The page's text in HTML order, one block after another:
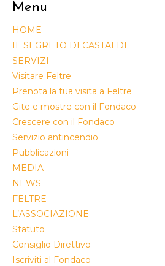
Menu
HOME
IL SEGRETO DI CASTALDI
SERVIZI
Visitare Feltre
Prenota la tua visita a Feltre
Gite e mostre con il Fondaco
Crescere con il Fondaco
Servizio antincendio
Pubblicazioni
MEDIA
NEWS
FELTRE
L’ASSOCIAZIONE
Statuto
Consiglio Direttivo
Iscriviti al Fondaco